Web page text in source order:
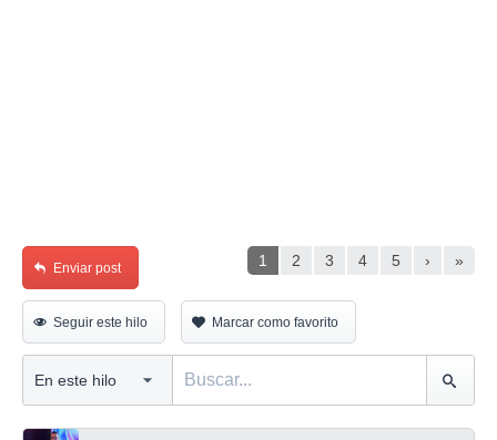
1 2 3 4 5 › »
Enviar post
Seguir este hilo Marcar como favorito